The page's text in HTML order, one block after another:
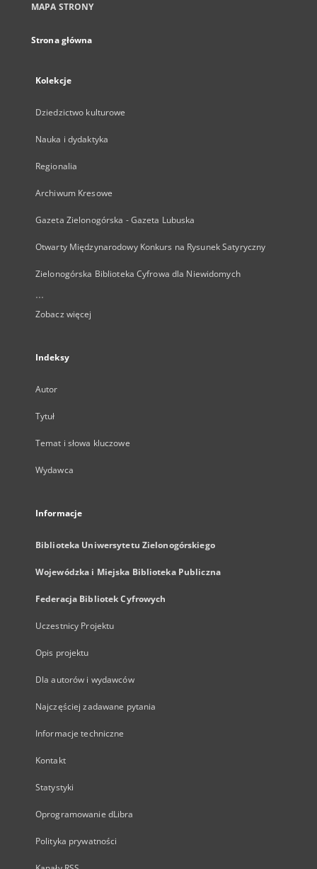
MAPA STRONY
Strona główna
Kolekcje
Dziedzictwo kulturowe
Nauka i dydaktyka
Regionalia
Archiwum Kresowe
Gazeta Zielonogórska - Gazeta Lubuska
Otwarty Międzynarodowy Konkurs na Rysunek Satyryczny
Zielonogórska Biblioteka Cyfrowa dla Niewidomych
...
Zobacz więcej
Indeksy
Autor
Tytuł
Temat i słowa kluczowe
Wydawca
Informacje
Biblioteka Uniwersytetu Zielonogórskiego
Wojewódzka i Miejska Biblioteka Publiczna
Federacja Bibliotek Cyfrowych
Uczestnicy Projektu
Opis projektu
Dla autorów i wydawców
Najczęściej zadawane pytania
Informacje techniczne
Kontakt
Statystyki
Oprogramowanie dLibra
Polityka prywatności